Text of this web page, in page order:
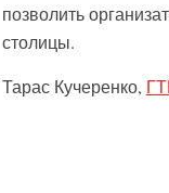
позволить
столицы.
Тарас Кучеренко,